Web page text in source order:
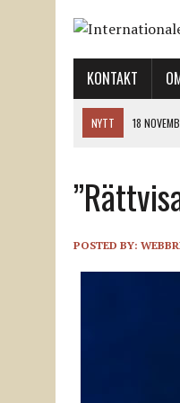
KONTAKT
NYTT 12
12 NOVEMBER, 2021
18 NOVEMBER, 2021
18 NOVEMBER, 2021
POSTED BY: